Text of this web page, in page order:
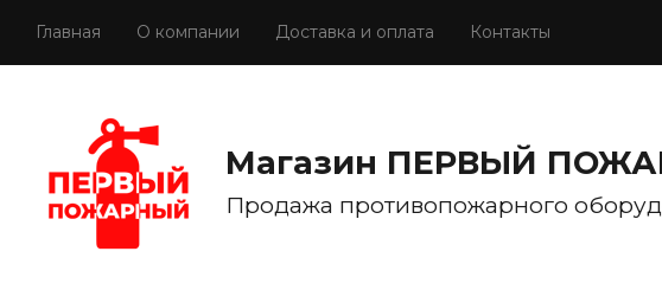
Главная О компании Доставка и оплата Контакты
Магазин ПЕРВЫЙ
Продажа противопожарного